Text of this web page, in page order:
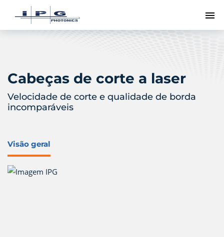
Cabeças de corte a laser
Velocidade de corte e qualidade de borda
incomparáveis
Visão geral